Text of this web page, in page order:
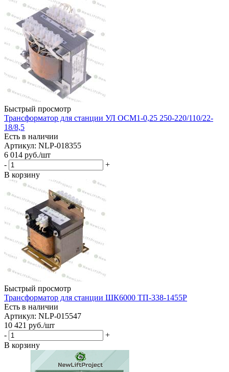
Быстрый просмотр
Трансформатор для станции УЛ ОСМ1-0,25 250-220/110/22-
18/8,5
Есть в наличии
Артикул: NLP-018355
6 014 руб./шт
-
+
В корзину
Быстрый просмотр
Трансформатор для станции ШК6000 ТП-338-1455Р
Есть в наличии
Артикул: NLP-015547
10 421 руб./шт
-
+
В корзину